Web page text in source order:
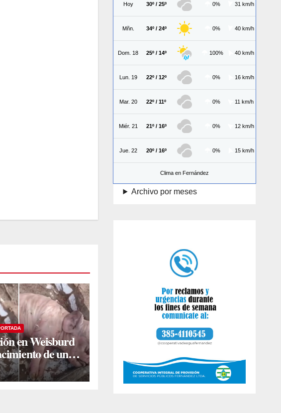
en Weisburd
de una
con
Hoy 30º / 25º 0% 31 km/h
Mñn. 34º / 24º 0% 40 km/h
Dom. 18 25º / 14º 100% 40 km/h
Lun. 19 22º / 12º 0% 16 km/h
Mar. 20 22º / 11º 0% 11 km/h
Miér. 21 21º / 16º 0% 12 km/h
Jue. 22 20º / 16º 0% 15 km/h
Clima en Fernández
Archivo por meses